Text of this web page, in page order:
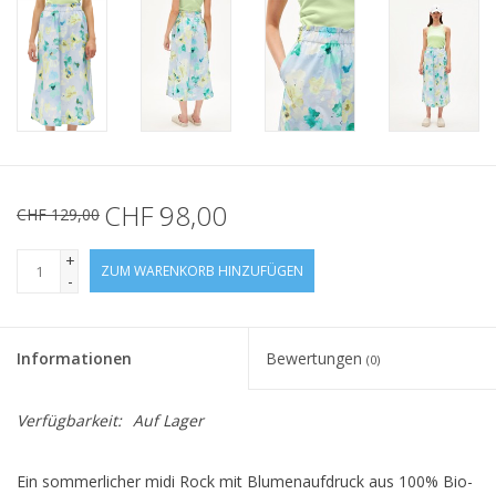
CHF 129,00 CHF 98,00
+
-
ZUM WARENKORB HINZUFÜGEN
Informationen Bewertungen (0)
Verfügbarkeit: Auf Lager
Ein sommerlicher midi Rock mit Blumenaufdruck aus 100% Bio-